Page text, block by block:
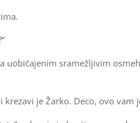
uobičajenim sramežljivim
krezavi je Žarko. Deco, ovo vam